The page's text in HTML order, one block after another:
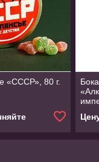
«СССР», 80 г.